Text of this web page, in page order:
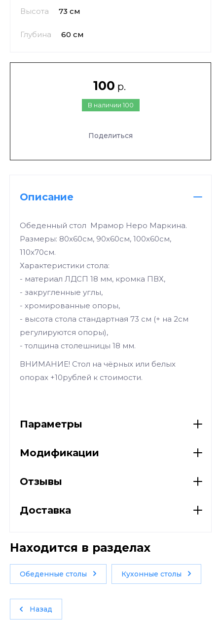
Высота 73 см
Глубина 60 см
В наличии 100
100 р.
Поделиться
Описание
Обеденный стол Мрамор Неро Маркина.
Размеры: 80х60см, 90х60см, 100х60см,
110х70см.
Характеристики стола:
- материал ЛДСП 18 мм, кромка ПВХ,
- закругленные углы,
- хромированные опоры,
- высота стола стандартная 73 см (+ на 2см
регулируются опоры),
- толщина столешницы 18 мм.
ВНИМАНИЕ! Стол на чёрных или белых
опорах +10рублей к стоимости.
Параметры
Модификации
Отзывы
Доставка
Находится в разделах
Обеденные столы Кухонные столы
Назад